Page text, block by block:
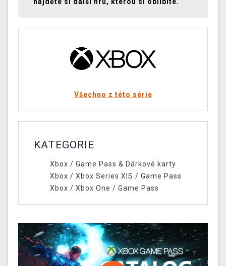
najděte si další hru, kterou si oblíbíte.
Všechno z této série
KATEGORIE
Xbox / Game Pass & Dárkové karty
Xbox / Xbox Series X|S / Game Pass
Xbox / Xbox One / Game Pass